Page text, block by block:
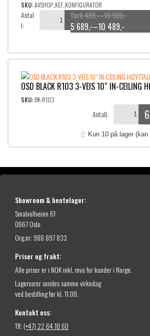
SKU:AVSHOP_KEF_KONFIGURATOR
Antal
l:
6 489,-–10 989,-
P
r
i
o
r
å
9
t
9
9
,
O
p
i
n
n
l
i
p
:
5 689,-–10 489,-
P
i
s
o
m
:
8
9
l
0
N
v
r
e
n
e
p
i
6
OSD BLACK R103 3-VEIS 10″ IN-CEILING
SKU: BK-R103
Antall:
Kun 10 på lager
Showroom & hentelager:
Smalvollveien 61
0667 Oslo
Org.nr: 988 897 833
Priser og frakt:
Alle priser er i NOK inkl. mva for kunder i Norge.
Lagervarer sendes samme virkedag
ved bestilling før kl. 11.00.
Kontakt oss:
Tlf: (+47) 22 64 10 60